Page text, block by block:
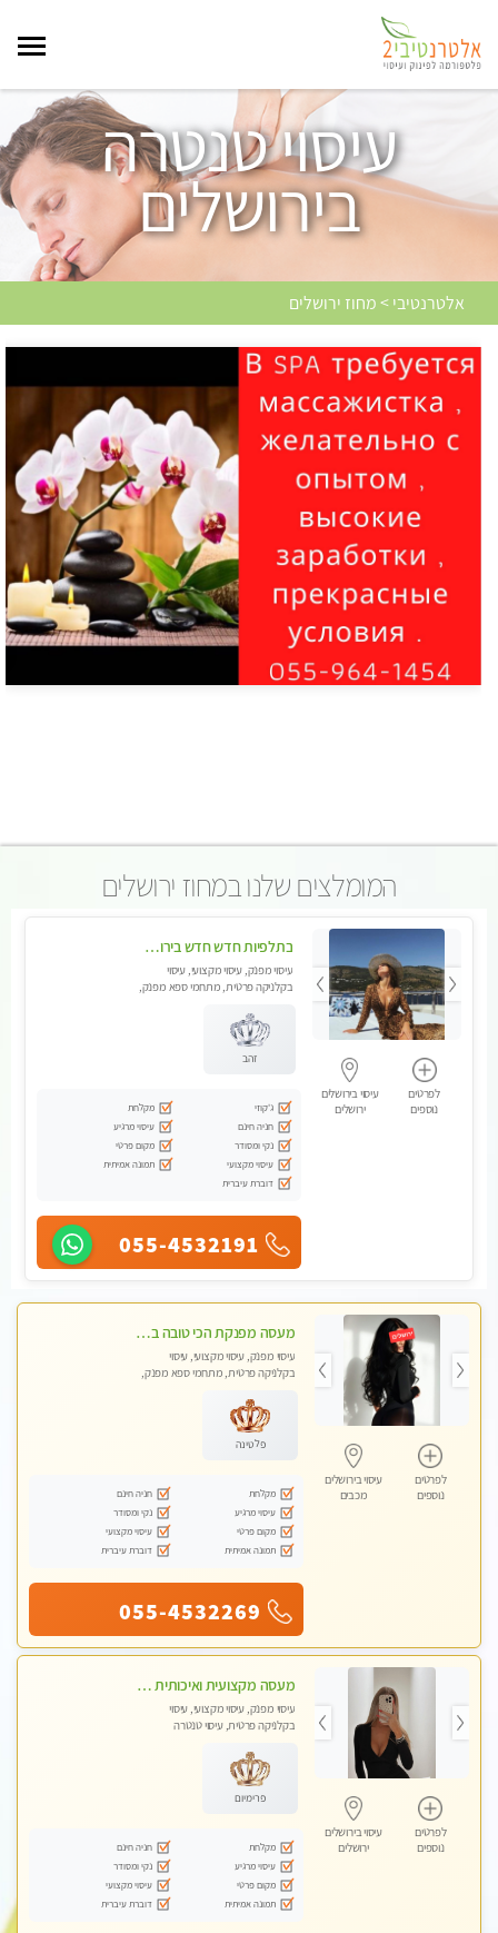
עיסוי טנטרה
בירושלים
אלטרנטיבי > מחוז ירושלים
המומלצים שלנו במחוז ירושלים
לפרטים
נוספים
עיסוי בירושלים
ירושלים
בתלפיות חדש חדש בירושלים- לעיסוי מפנק הכולל עיסוי טנטרי על כורסאות טנטרה ועיסוי בג'קוזי .
עיסוי מפנק, עיסוי מקצועי, עיסוי
בקלניקה פרטית, מתחמי ספא מפנק,
זהב
ג'קוזי
מקלחת
חניה חינם
עיסוי מרגיע
נקי ומסודר
מקום פרטי
עיסוי מקצועי
תמונה אמיתית
דוברת עיברית
055-4532191
לפרטים
נוספים
עיסוי בירושלים
מכבים
מעסה מפנקת הכי טובה בעיר במרכז העיר כל סוגי העיסויים מעסה מקצועית ואיכותית פרטי!!!מומלץ לחלוטין!!
עיסוי מפנק, עיסוי מקצועי, עיסוי
בקלניקה פרטית, מתחמי ספא מפנק,
פלטינה
מקלחת
חניה חינם
עיסוי מרגיע
נקי ומסודר
מקום פרטי
עיסוי מקצועי
תמונה אמיתית
דוברת עיברית
055-4532269
לפרטים
נוספים
עיסוי בירושלים
ירושלים
מעסה מקצועית ואיכותית לעיסוי מפנק ומקצועי VIP-מומלץ לחלוטין! פרטי! ​​​​​​ללא מין!! Highly recommended
עיסוי מפנק, עיסוי מקצועי, עיסוי
בקלניקה פרטית, עיסוי טנטרה
פרימיום
מקלחת
חניה חינם
עיסוי מרגיע
נקי ומסודר
מקום פרטי
עיסוי מקצועי
תמונה אמיתית
דוברת עיברית